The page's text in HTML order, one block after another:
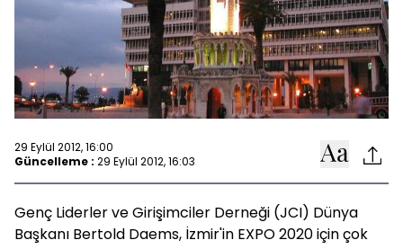
29 Eylül 2012, 16:00
Güncelleme : 29 Eylül 2012, 16:03
Genç Liderler ve Girişimciler Derneği (JCI) Dünya
Başkanı Bertold Daems, İzmir'in EXPO 2020 için çok